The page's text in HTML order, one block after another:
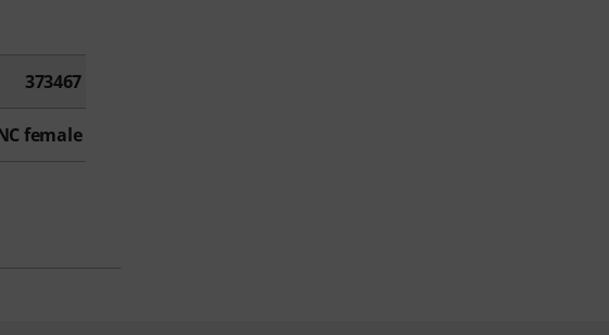
373467
female